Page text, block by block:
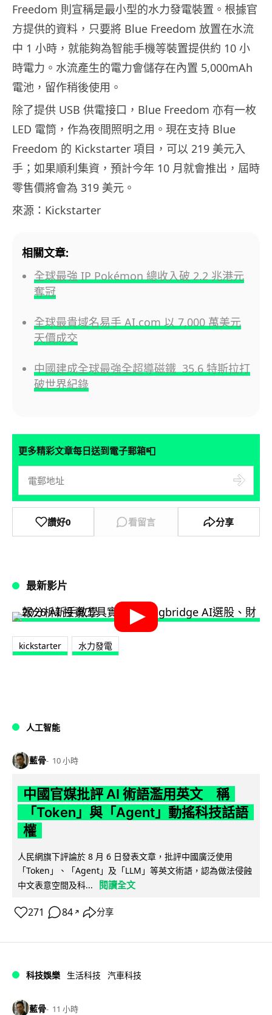
Freedom 則宣稱是最小型的水力發電裝置。根據官
方提供的資料，只要將 Blue Freedom 放置在水流
中 1 小時，就能夠為智能手機等裝置提供約 10 小
時電力。水流產生的電力會儲存在內置 5,000mAh
電池，留作稍後使用。
除了提供 USB 供電接口，Blue Freedom 亦有一枚
LED 電筒，作為夜間照明之用。現在支持 Blue
Freedom 的 Kickstarter 項目，可以 219 美元入
手；如果順利集資，預計今年 10 月就會推出，屆時
零售價將會為 319 美元。
來源：Kickstarter
相關文章:
全球最強 IP Pokémon 總收入破 2.2 兆港元
奪冠
全球最貴域名易手 AI.com 以 7,000 萬美元
天價成交
中國建成全球最強全超導磁鐵 35.6 特斯拉打
破世界紀錄
更多精彩文章每日送到電子郵箱📮
讚好0 看留言 分享
最新影片
kickstarter 水力發電
人工智能
藍骨 10 小時
中國官媒批評 AI 術語濫用英文 稱
「Token」與「Agent」動搖科技話語
權
人民網旗下評論於 8 月 6 日發表文章，批評中國廣泛使用
「Token」、「Agent」及「LLM」等英文術語，認為做法侵蝕
中文表意空間及科...
閱讀全文
271 84 ↗ 分享
科技娛樂 生活科技 汽車科技
藍骨 11 小時